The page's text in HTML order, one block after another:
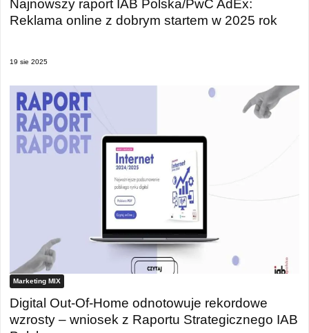
Najnowszy raport IAB Polska/PwC AdEx:
Reklama online z dobrym startem w 2025 rok
19 sie 2025
Marketing MIX
Digital Out-Of-Home odnotowuje rekordowe
wzrosty – wniosek z Raportu Strategicznego IAB